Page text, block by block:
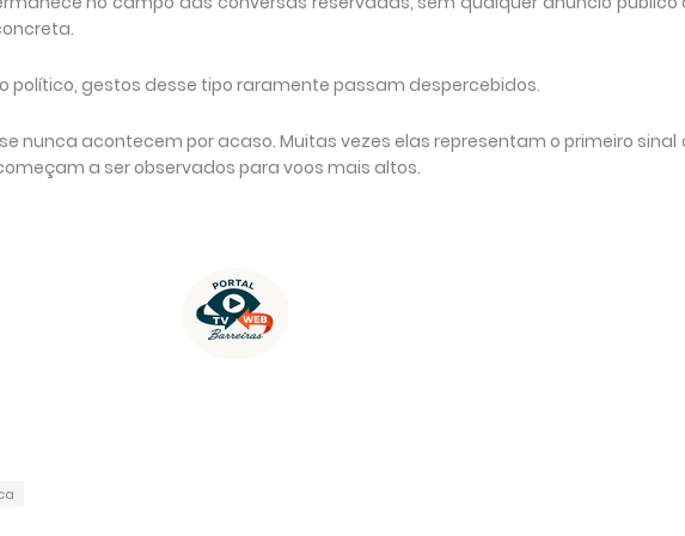
político, gestos desse tipo raramente passam despercebidos.
nunca acontecem por acaso. Muitas vezes elas representam o primeiro sinal
a ser observados para voos mais altos.